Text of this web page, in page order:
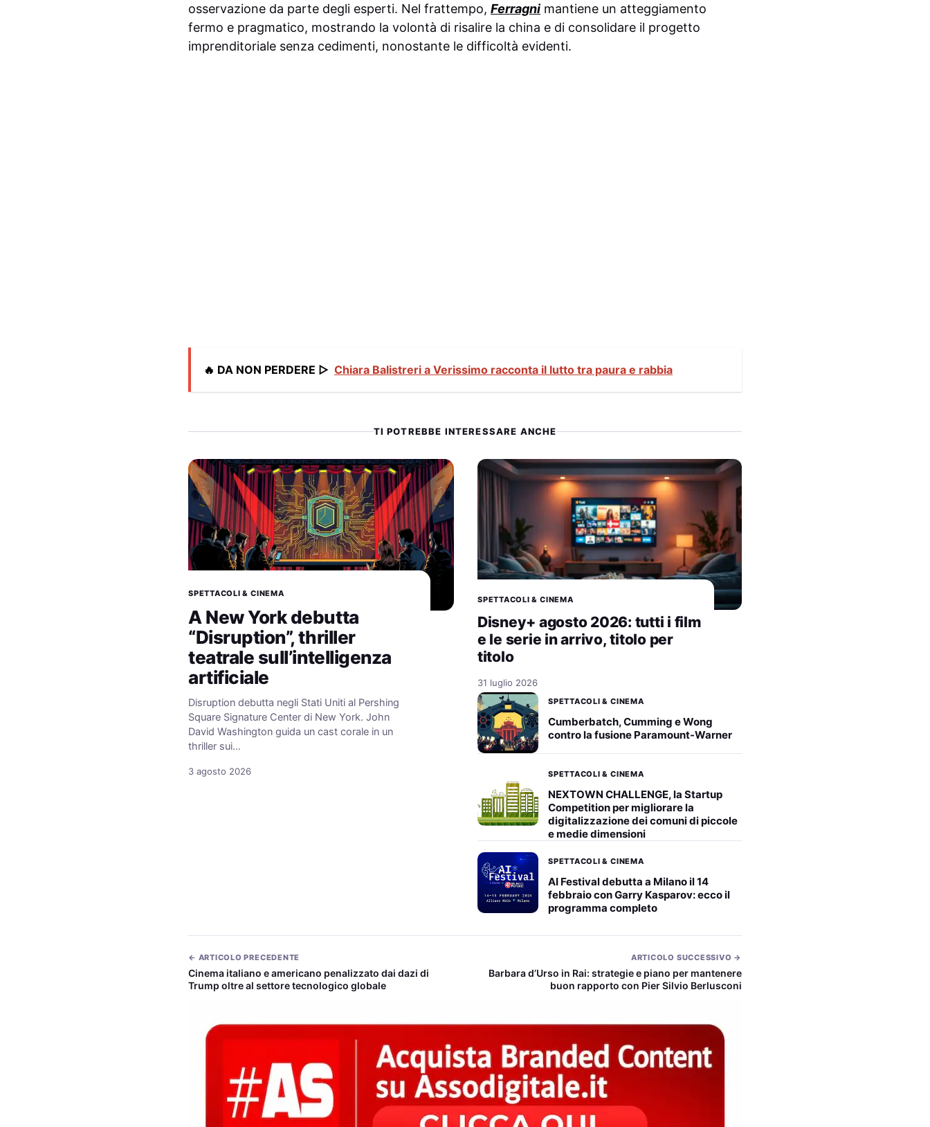
osservazione da parte degli esperti. Nel frattempo, Ferragni mantiene un atteggiamento
fermo e pragmatico, mostrando la volontà di risalire la china e di consolidare il progetto
imprenditoriale senza cedimenti, nonostante le difficoltà evidenti.
🔥 DA NON PERDERE ▷ Chiara Balistreri a Verissimo racconta il lutto tra paura e rabbia
TI POTREBBE INTERESSARE ANCHE
SPETTACOLI & CINEMA
A New York debutta
“Disruption”, thriller
teatrale sull’intelligenza
artificiale
Disruption debutta negli Stati Uniti al Pershing
Square Signature Center di New York. John
David Washington guida un cast corale in un
thriller sui…
3 agosto 2026
SPETTACOLI & CINEMA
Disney+ agosto 2026: tutti i film
e le serie in arrivo, titolo per
titolo
31 luglio 2026
SPETTACOLI & CINEMA
Cumberbatch, Cumming e Wong
contro la fusione Paramount-Warner
SPETTACOLI & CINEMA
NEXTOWN CHALLENGE, la Startup
Competition per migliorare la
digitalizzazione dei comuni di piccole
e medie dimensioni
SPETTACOLI & CINEMA
AI Festival debutta a Milano il 14
febbraio con Garry Kasparov: ecco il
programma completo
← ARTICOLO PRECEDENTE
Cinema italiano e americano penalizzato dai dazi di
Trump oltre al settore tecnologico globale
ARTICOLO SUCCESSIVO →
Barbara d’Urso in Rai: strategie e piano per mantenere
buon rapporto con Pier Silvio Berlusconi